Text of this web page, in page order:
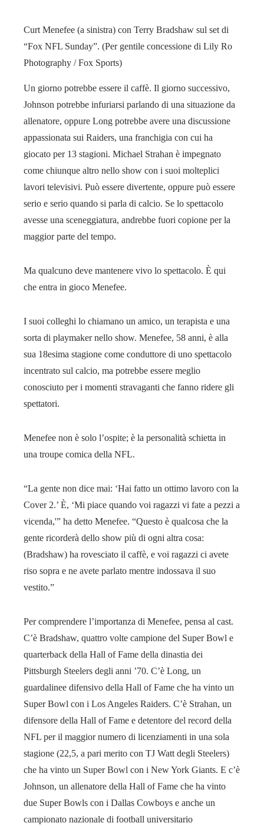
Curt Menefee (a sinistra) con Terry Bradshaw sul set di
“Fox NFL Sunday”. (Per gentile concessione di Lily Ro
Photography / Fox Sports)
Un giorno potrebbe essere il caffè. Il giorno successivo,
Johnson potrebbe infuriarsi parlando di una situazione da
allenatore, oppure Long potrebbe avere una discussione
appassionata sui Raiders, una franchigia con cui ha
giocato per 13 stagioni. Michael Strahan è impegnato
come chiunque altro nello show con i suoi molteplici
lavori televisivi. Può essere divertente, oppure può essere
serio e serio quando si parla di calcio. Se lo spettacolo
avesse una sceneggiatura, andrebbe fuori copione per la
maggior parte del tempo.
Ma qualcuno deve mantenere vivo lo spettacolo. È qui
che entra in gioco Menefee.
I suoi colleghi lo chiamano un amico, un terapista e una
sorta di playmaker nello show. Menefee, 58 anni, è alla
sua 18esima stagione come conduttore di uno spettacolo
incentrato sul calcio, ma potrebbe essere meglio
conosciuto per i momenti stravaganti che fanno ridere gli
spettatori.
Menefee non è solo l’ospite; è la personalità schietta in
una troupe comica della NFL.
“La gente non dice mai: ‘Hai fatto un ottimo lavoro con la
Cover 2.’ È, ‘Mi piace quando voi ragazzi vi fate a pezzi a
vicenda,'” ha detto Menefee. “Questo è qualcosa che la
gente ricorderà dello show più di ogni altra cosa:
(Bradshaw) ha rovesciato il caffè, e voi ragazzi ci avete
riso sopra e ne avete parlato mentre indossava il suo
vestito.”
Per comprendere l’importanza di Menefee, pensa al cast.
C’è Bradshaw, quattro volte campione del Super Bowl e
quarterback della Hall of Fame della dinastia dei
Pittsburgh Steelers degli anni ’70. C’è Long, un
guardalinee difensivo della Hall of Fame che ha vinto un
Super Bowl con i Los Angeles Raiders. C’è Strahan, un
difensore della Hall of Fame e detentore del record della
NFL per il maggior numero di licenziamenti in una sola
stagione (22,5, a pari merito con TJ Watt degli Steelers)
che ha vinto un Super Bowl con i New York Giants. E c’è
Johnson, un allenatore della Hall of Fame che ha vinto
due Super Bowls con i Dallas Cowboys e anche un
campionato nazionale di football universitario